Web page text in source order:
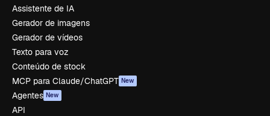
Assistente de IA
Gerador de imagens
Gerador de vídeos
Texto para voz
Conteúdo de stock
MCP para Claude/ChatGPT New
Agentes New
API